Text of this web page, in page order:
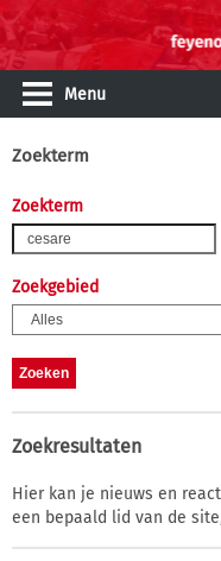
Menu
Zoekterm
Zoekterm
Zoekgebied
Zoekresultaten
Hier kan je nieuws en
een bepaald lid van de